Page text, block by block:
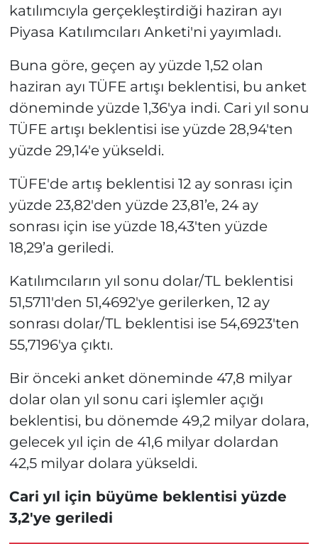
katılımcıyla gerçekleştirdiği haziran ayı
Piyasa Katılımcıları Anketi'ni yayımladı.
Buna göre, geçen ay yüzde 1,52 olan
haziran ayı TÜFE artışı beklentisi, bu anket
döneminde yüzde 1,36'ya indi. Cari yıl sonu
TÜFE artışı beklentisi ise yüzde 28,94'ten
yüzde 29,14'e yükseldi.
TÜFE'de artış beklentisi 12 ay sonrası için
yüzde 23,82'den yüzde 23,81’e, 24 ay
sonrası için ise yüzde 18,43'ten yüzde
18,29’a geriledi.
Katılımcıların yıl sonu dolar/TL beklentisi
51,5711'den 51,4692'ye gerilerken, 12 ay
sonrası dolar/TL beklentisi ise 54,6923'ten
55,7196'ya çıktı.
Bir önceki anket döneminde 47,8 milyar
dolar olan yıl sonu cari işlemler açığı
beklentisi, bu dönemde 49,2 milyar dolara,
gelecek yıl için de 41,6 milyar dolardan
42,5 milyar dolara yükseldi.
Cari yıl için büyüme beklentisi yüzde
3,2'ye geriledi